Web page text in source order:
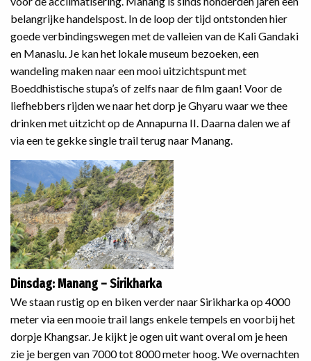
belangrijke handelspost. In de loop der tijd ontstonden hier
goede verbindingswegen met de valleien van de Kali Gandaki
en Manaslu. Je kan het lokale museum bezoeken, een
wandeling maken naar een mooi uitzichtspunt met
Boeddhistische stupa’s of zelfs naar de film gaan! Voor de
liefhebbers rijden we naar het dorp je Ghyaru waar we thee
drinken met uitzicht op de Annapurna II. Daarna dalen we af
via een te gekke single trail terug naar Manang.
Dinsdag: Manang – Sirikharka
We staan rustig op en biken verder naar Sirikharka op 4000
meter via een mooie trail langs enkele tempels en voorbij het
dorpje Khangsar. Je kijkt je ogen uit want overal om je heen
zie je bergen van 7000 tot 8000 meter hoog. We overnachten